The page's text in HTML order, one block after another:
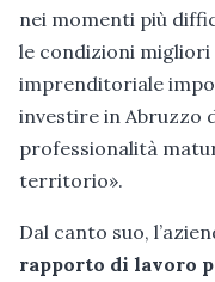
nei momenti più
le condizioni
imprenditoriale
investire in Abruzzo
professionalità
territorio».
Dal canto suo,
rapporto di lavoro